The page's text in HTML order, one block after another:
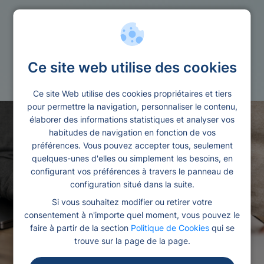
Ce site web utilise des cookies
Ce site Web utilise des cookies propriétaires et tiers
pour permettre la navigation, personnaliser le contenu,
élaborer des informations statistiques et analyser vos
habitudes de navigation en fonction de vos
préférences. Vous pouvez accepter tous, seulement
quelques-unes d'elles ou simplement les besoins, en
configurant vos préférences à travers le panneau de
configuration situé dans la suite.
Si vous souhaitez modifier ou retirer votre
consentement à n'importe quel moment, vous pouvez le
faire à partir de la section Politique de Cookiesqui se
trouve sur la page de la page.
Credit renouvelable floa